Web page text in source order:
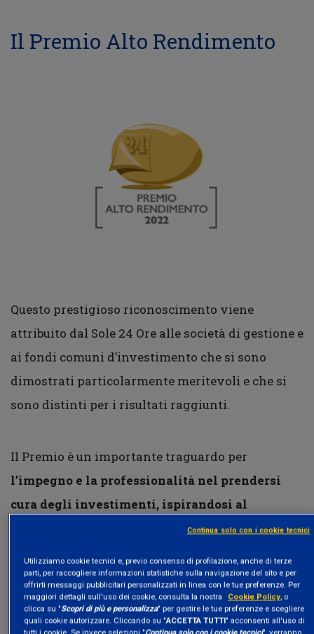
Il Premio Alto Rendimento
Questo prestigioso riconoscimento viene
attribuito dal Sole 24 Ore alle società di gestione e
ai fondi comuni d’investimento che si sono
dimostrati particolarmente meritevoli e che si
sono distinti per i risultati raggiunti.
Il Premio è un importante traguardo per
l’impegno e la professionalità nel prendersi
cura degli investimenti, ispirandosi al
fondamentale valore della tutela del
edizione, si è tenuta il 29 Marzo in streaming sul
sitopremioaltorendimento.ilsole24ore.com.
Utilizziamo cookie tecnici e, previo consenso di profilazione, anche di terze
parti, per raccogliere informazioni statistiche sulla navigazione del sito e per
offrirti messaggi pubblicitari personalizzati in linea con le tue preferenze. Per
maggiori dettagli sull'uso dei cookie, consulta la nostra
Cookie Policy, o
clicca su "Scopri di più e personalizza" per gestire le tue preferenze e scegliere
quali cookie autorizzare. Cliccando su "ACCETTA TUTTI" acconsenti all'uso di
Continua solo con i cookie tecnici